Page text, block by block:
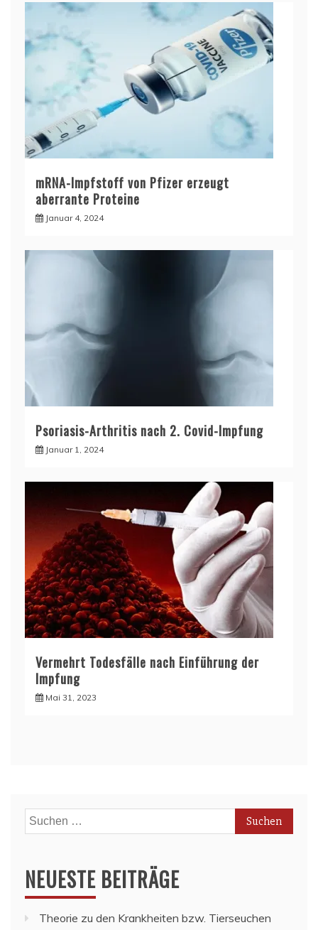
mRNA-Impfstoff von Pfizer erzeugt
aberrante Proteine
Januar 4, 2024
Psoriasis-Arthritis nach 2. Covid-Impfung
Januar 1, 2024
Vermehrt Todesfälle nach Einführung der
Impfung
Mai 31, 2023
Suchen
nach:
NEUESTE BEITRÄGE
Theorie zu den Krankheiten bzw. Tierseuchen